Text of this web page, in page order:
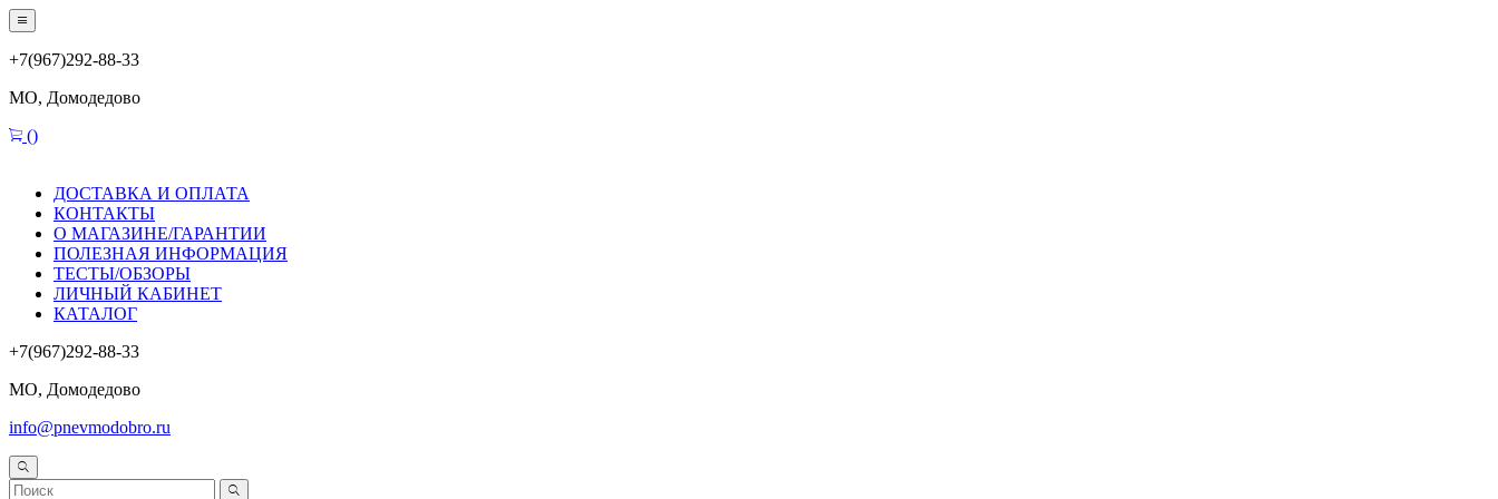
+7(967)292-88-33
МО, Домодедово
()
ДОСТАВКА И ОПЛАТА
КОНТАКТЫ
О МАГАЗИНЕ/ГАРАНТИИ
ПОЛЕЗНАЯ ИНФОРМАЦИЯ
ТЕСТЫ/ОБЗОРЫ
ЛИЧНЫЙ КАБИНЕТ
КАТАЛОГ
+7(967)292-88-33
МО, Домодедово
info@pnevmodobro.ru